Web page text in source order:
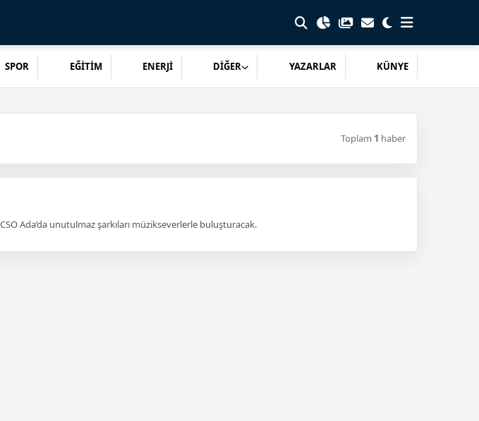
SPOR EĞİTİM ENERJİ DİĞER YAZARLAR KÜNYE
Toplam 1 haber
Ada’da unutulmaz şarkıları müzikseverlerle buluşturacak.